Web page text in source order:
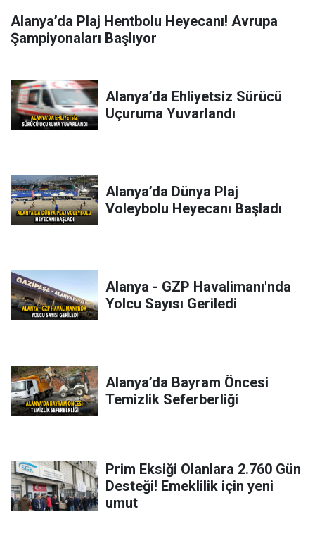
Alanya’da Plaj Hentbolu Heyecanı! Avrupa
Şampiyonaları Başlıyor
Alanya’da Ehliyetsiz Sürücü
Uçuruma Yuvarlandı
Alanya’da Dünya Plaj
Voleybolu Heyecanı Başladı
Alanya - GZP Havalimanı'nda
Yolcu Sayısı Geriledi
Alanya’da Bayram Öncesi
Temizlik Seferberliği
Prim Eksiği Olanlara 2.760 Gün
Desteği! Emeklilik için yeni
umut